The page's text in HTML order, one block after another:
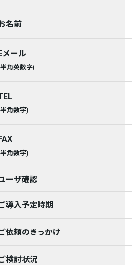
名前
Eメール
角英数字)
角数字)
FAX
角数字)
ーザ確認
導入予定時期
依頼のきっかけ
検討状況